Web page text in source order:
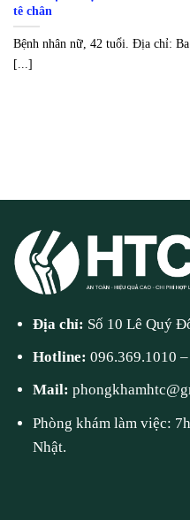
tê chân
Bệnh nhân nữ, 42 tuổi. Địa chỉ:
[...]
Địa chỉ: Số 10 Lê Quý
Hotline:096.369.1010
Mail:
Phòng khám làm việc:
Nhật.